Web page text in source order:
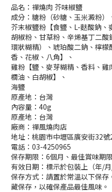
品名：禪燒肉 芥味椒鹽
成分：糖粉（砂糖、玉米澱粉）
芥末椒鹽粉【食鹽、L-麩酸鈉
胡椒粉、甘草粉、辛烯基丁二
環狀糊精）、琥珀酸二鈉、檸
香、花椒、八角】、
雞粉【鹽、麥芽糊精、香料、
櫚油、白胡椒】、
海鹽
原產地：台灣
內容量：40g
原產地：台灣
廠商：禪風燒肉店
地址：桃園市中壢區廣安街32號
電話：03-4250965
保存期限：6個月、最佳賞味期
有效日期：標示於包裝上（年/月/
保存方式：請置於常溫以下保
藏保存，以確保產品最佳風味。